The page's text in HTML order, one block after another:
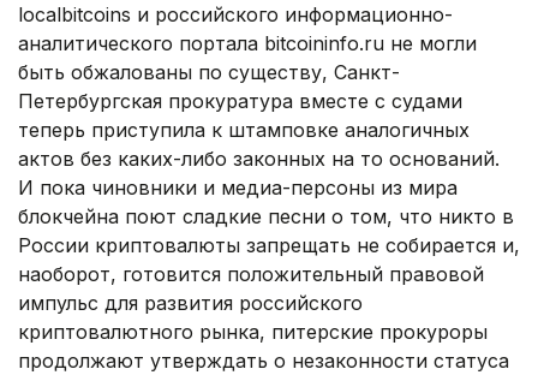
localbitcoins и российского информационно-
аналитического портала bitcoininfo.ru не могли
быть обжалованы по существу, Санкт-
Петербургская прокуратура вместе с судами
теперь приступила к штамповке аналогичных
актов без каких-либо законных на то оснований.
И пока чиновники и медиа-персоны из мира
блокчейна поют сладкие песни о том, что никто в
России криптовалюты запрещать не собирается и,
наоборот, готовится положительный правовой
импульс для развития российского
криптовалютного рынка, питерские прокуроры
продолжают утверждать о незаконности статуса